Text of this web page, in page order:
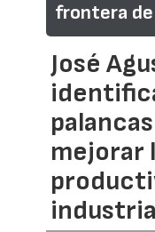
frontera
José
mejorar